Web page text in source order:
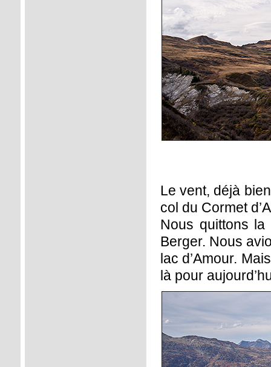
Le vent, déjà
col du Cormet
Nous quittons
Berger. Nous
lac d’Amour.
là pour